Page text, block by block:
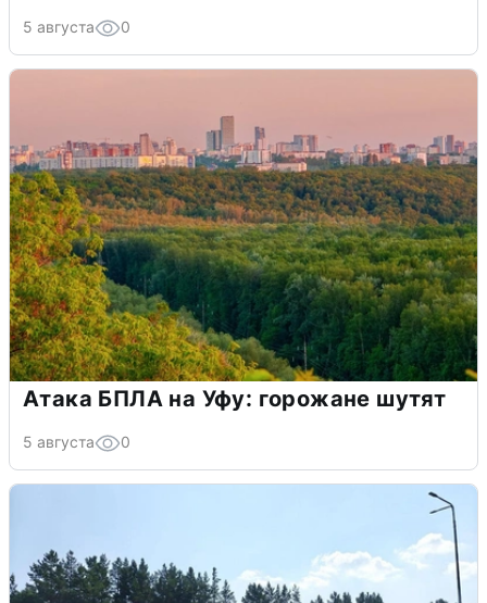
5 августа 0
Атака БПЛА на Уфу: горожане шутят
5 августа 0